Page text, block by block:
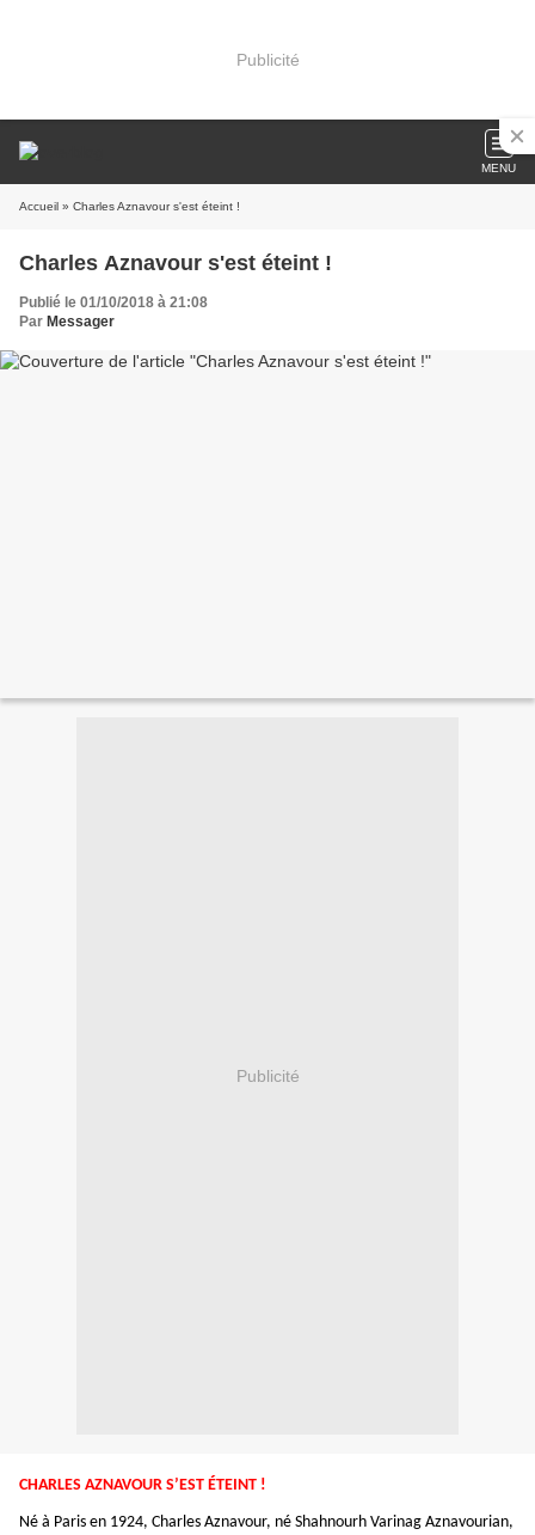
Publicité
MENU
Accueil » Charles Aznavour s'est éteint !
Charles Aznavour s'est éteint !
Publié le 01/10/2018 à 21:08
Par Messager
Publicité
CHARLES AZNAVOUR S’EST ÉTEINT !
Né à Paris en 1924, Charles Aznavour, né Shahnourh Varinag Aznavourian,